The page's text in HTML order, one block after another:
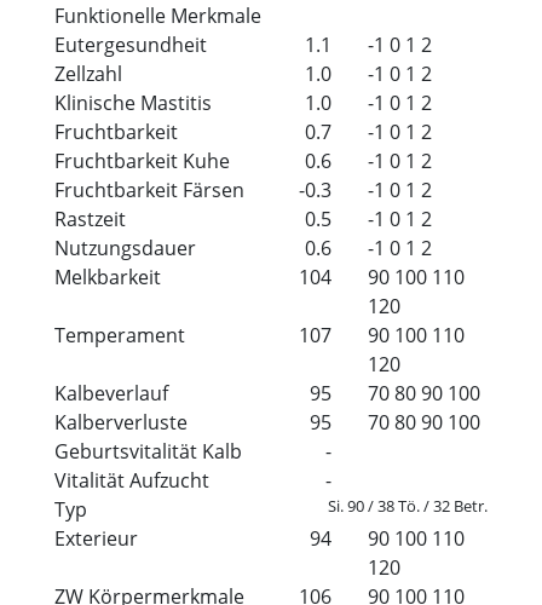
Funktionelle Merkmale
Eutergesundheit
1.1 -1 0 1 2
Zellzahl
1.0 -1 0 1 2
Klinische Mastitis
1.0 -1 0 1 2
Fruchtbarkeit
0.7 -1 0 1 2
Fruchtbarkeit Kuhe
0.6 -1 0 1 2
Fruchtbarkeit Färsen
-0.3 -1 0 1 2
Rastzeit
0.5 -1 0 1 2
Nutzungsdauer
0.6 -1 0 1 2
Melkbarkeit
104 90 100 110
120
Temperament
107 90 100 110
120
Kalbeverlauf
95 708090 100
Kalberverluste
95 708090 100
Geburtsvitalität Kalb
-
Vitalität Aufzucht
-
Typ
Si. 90 / 38 Tö. / 32 Betr.
Exterieur 94 90 100 110
120
ZW Körpermerkmale
106 90 100 110